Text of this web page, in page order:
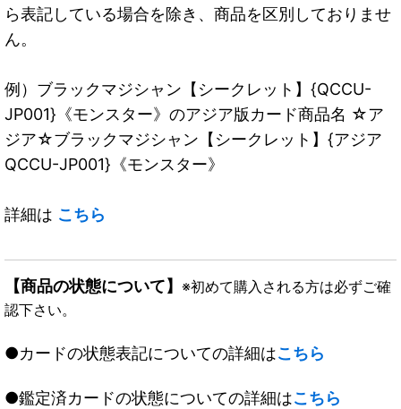
ら表記している場合を除き、商品を区別しておりませ
ん。
例）ブラックマジシャン【シークレット】{QCCU-
JP001}《モンスター》のアジア版カード商品名 ☆ア
ジア☆ブラックマジシャン【シークレット】{アジア
QCCU-JP001}《モンスター》
詳細は こちら
【商品の状態について】 ※初めて購入される方は必ずご確
認下さい。
●カードの状態表記についての詳細はこちら
●鑑定済カードの状態についての詳細はこちら